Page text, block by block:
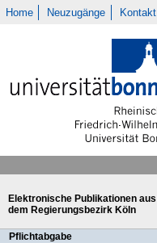
Home Neuzugänge Kontakt
Elektronische Publikationen aus
dem Regierungsbezirk Köln
Pflichtabgabe